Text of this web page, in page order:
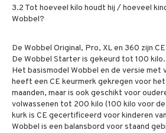
3.2 Tot hoeveel kilo houdt hij / hoeveel
Wobbel?
De Wobbel Original, Pro, XL en 360 zijn
De Wobbel Starter is gekeurd tot 100 kilo.
Het basismodel Wobbel en de versie met
heeft een CE keurmerk gekregen voor
maanden, maar is ook geschikt voor
volwassenen tot 200 kilo (100 kilo voor
kurk is CE gecertificeerd voor kinderen
Wobbel is een balansbord voor staand